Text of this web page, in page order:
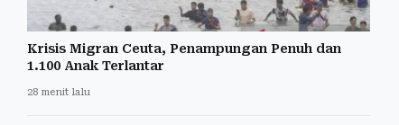
Krisis Migran Ceuta, Penampungan Penuh dan
1.100 Anak Terlantar
28 menit lalu